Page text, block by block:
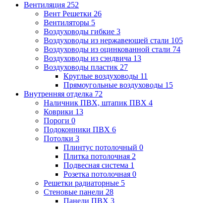
Вентиляция 252
Вент Решетки 26
Вентиляторы 5
Воздуховоды гибкие 3
Воздуховоды из нержавеющей стали 105
Воздуховоды из оцинкованной стали 74
Воздуховоды из сэндвича 13
Воздуховоды пластик 27
Круглые воздуховоды 11
Прямоугольные воздуховоды 15
Внутренняя отделка 72
Наличник ПВХ, штапик ПВХ 4
Коврики 13
Пороги 0
Подоконники ПВХ 6
Потолки 3
Плинтус потолочный 0
Плитка потолочная 2
Подвесная система 1
Розетка потолочная 0
Решетки радиаторные 5
Стеновые панели 28
Панели ПВХ 3